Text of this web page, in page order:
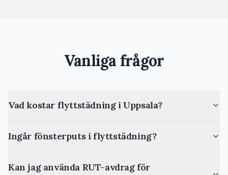
Vanliga frågor
Vad kostar flyttstädning i Uppsala?
Ingår fönsterputs i flyttstädning?
Kan jag använda RUT-avdrag för